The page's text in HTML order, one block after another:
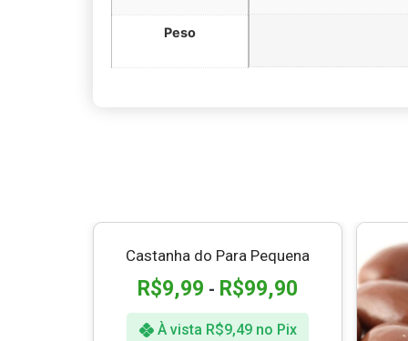
Peso
Castanha do Para Pequena
R$9,99 - R$99,90
À vista R$9,49 no Pix